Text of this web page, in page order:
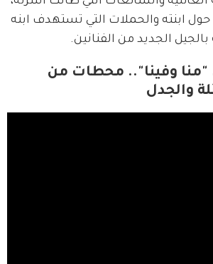
حول ابنته والحملات التي تستهدف ابنه
بالجيل الجديد من الفنانين.
"منا وفينا".. محطات من
والجدل